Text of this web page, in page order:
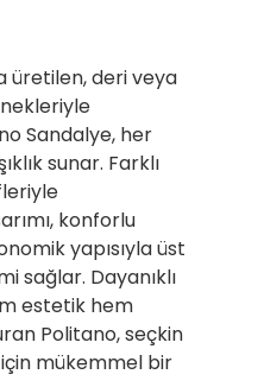
üretilen, deri veya
Sandalye, her
sunar. Farklı
konforlu
yapısıyla üst
sağlar. Dayanıklı
estetik hem
Politano, seçkin
mükemmel bir